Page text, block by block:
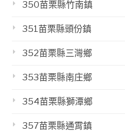
350苗栗縣竹南鎮
351苗栗縣頭份鎮
352苗栗縣三灣鄉
353苗栗縣南庄鄉
354苗栗縣獅潭鄉
357苗栗縣通霄鎮